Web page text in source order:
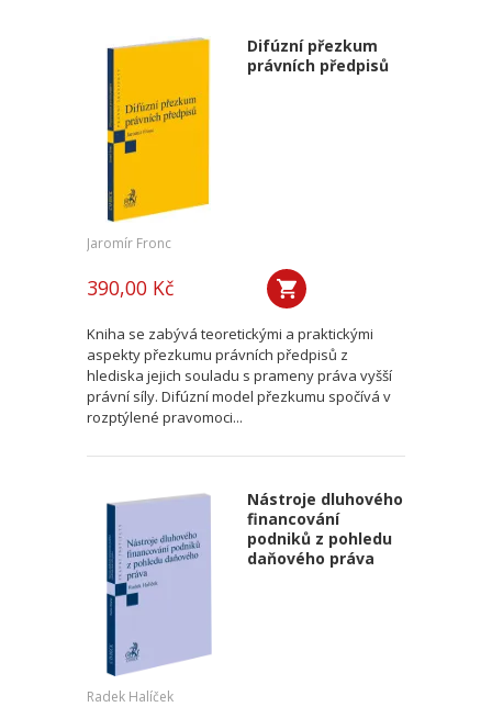
Difúzní přezkum
právních předpisů
Jaromír Fronc
390,00 Kč
Kniha se zabývá teoretickými a praktickými
aspekty přezkumu právních předpisů z
hlediska jejich souladu s prameny práva vyšší
právní síly. Difúzní model přezkumu spočívá v
rozptýlené pravomoci...
Nástroje dluhového
financování
podniků z pohledu
daňového práva
Radek Halíček